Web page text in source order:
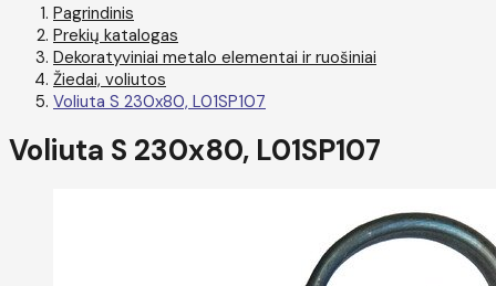
Pagrindinis
Prekių katalogas
Dekoratyviniai metalo elementai ir ruošiniai
Žiedai, voliutos
Voliuta S 230x80, L01SP107
Voliuta S 230x80, L01SP107